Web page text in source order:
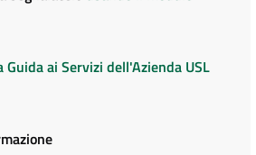
Guida ai Servizi dell'Azienda USL